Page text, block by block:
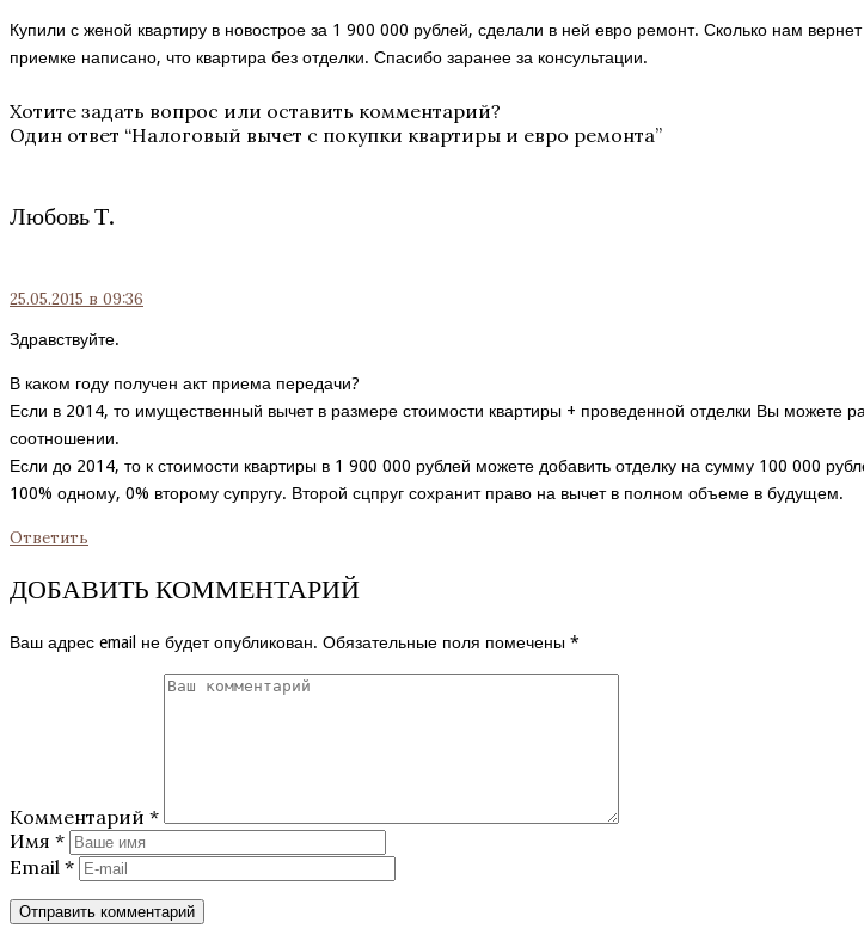
Купили с женой квартиру в новострое за 1 900 000 рублей, сделали в ней евро ремонт. Сколько нам
приемке написано, что квартира без отделки. Спасибо заранее за консультации.
Хотите задать вопрос или оставить комментарий?
Один ответ “Налоговый вычет с покупки квартиры и евро ремонта”
Любовь Т.
25.05.2015 в 09:36
Здравствуйте.
В каком году получен акт приема передачи?
Если в 2014, то имущественный вычет в размере стоимости квартиры + проведенной отделки Вы можете
соотношении.
Если до 2014, то к стоимости квартиры в 1 900 000 рублей можете добавить отделку на сумму 100 000
100% одному, 0% второму супругу. Второй сцпруг сохранит право на вычет в полном объеме в будущем.
Ответить
ДОБАВИТЬ КОММЕНТАРИЙ
Ваш адрес email не будет опубликован. Обязательные поля помечены *
Комментарий *
Имя *
Email *